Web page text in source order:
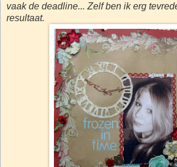
vaak de deadline... Zelf ben ik erg
resultaat.